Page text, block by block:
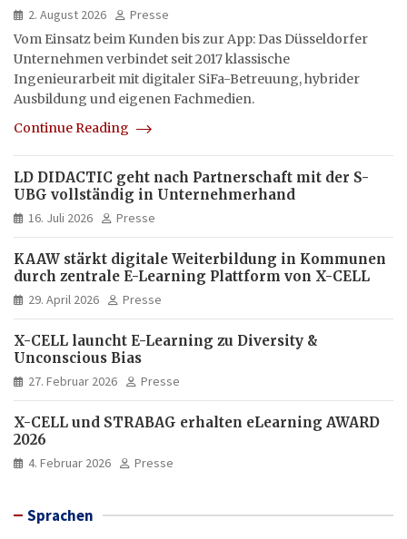
hybrid und multimedial
2. August 2026
Presse
Vom Einsatz beim Kunden bis zur App: Das Düsseldorfer
Unternehmen verbindet seit 2017 klassische
Ingenieurarbeit mit digitaler SiFa-Betreuung, hybrider
Ausbildung und eigenen Fachmedien.
Continue Reading
LD DIDACTIC geht nach Partnerschaft mit der S-
UBG vollständig in Unternehmerhand
16. Juli 2026 Presse
KAAW stärkt digitale Weiterbildung in Kommunen
durch zentrale E-Learning Plattform von X-CELL
29. April 2026 Presse
X-CELL launcht E-Learning zu Diversity &
Unconscious Bias
27. Februar 2026 Presse
X-CELL und STRABAG erhalten eLearning AWARD
2026
4. Februar 2026 Presse
Sprachen